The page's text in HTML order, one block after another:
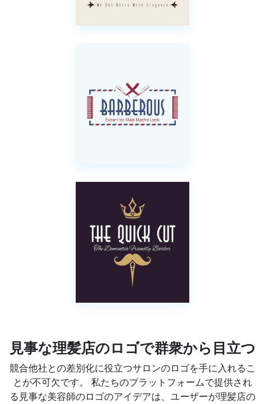
見事な理髪店のロゴで群衆から目立つ
競合他社との差別化に役立つサロンのロゴを手に入れるこ
とが不可欠です。 私たちのプラットフォームで提供され
る見事な美容師のロゴのアイデアは、ユーザーが理髪店の